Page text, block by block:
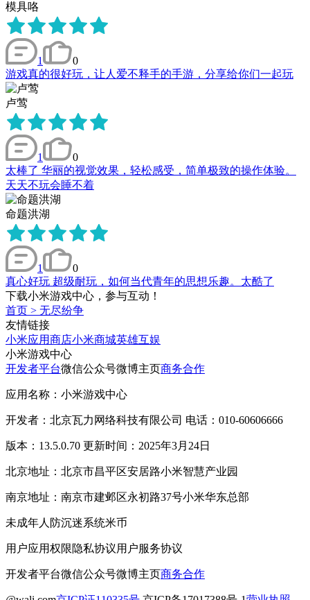
模具咯
1
0
游戏真的很好玩，让人爱不释手的手游，分享给你们一起玩
卢莺
1
0
太棒了 华丽的视觉效果，轻松感受，简单极致的操作体验。
天天不玩会睡不着
命题洪湖
1
0
真心好玩 超级耐玩，如何当代青年的思想乐趣。太酷了
下载小米游戏中心，参与互动！
首页 > 无尽纷争
友情链接
小米应用商店小米商城英雄互娱
小米游戏中心
开发者平台微信公众号微博主页商务合作
应用名称：小米游戏中心
开发者：北京瓦力网络科技有限公司 电话：010-60606666
版本：13.5.0.70 更新时间：2025年3月24日
北京地址：北京市昌平区安居路小米智慧产业园
南京地址：南京市建邺区永初路37号小米华东总部
未成年人防沉迷系统米币
用户应用权限隐私协议用户服务协议
开发者平台微信公众号微博主页商务合作